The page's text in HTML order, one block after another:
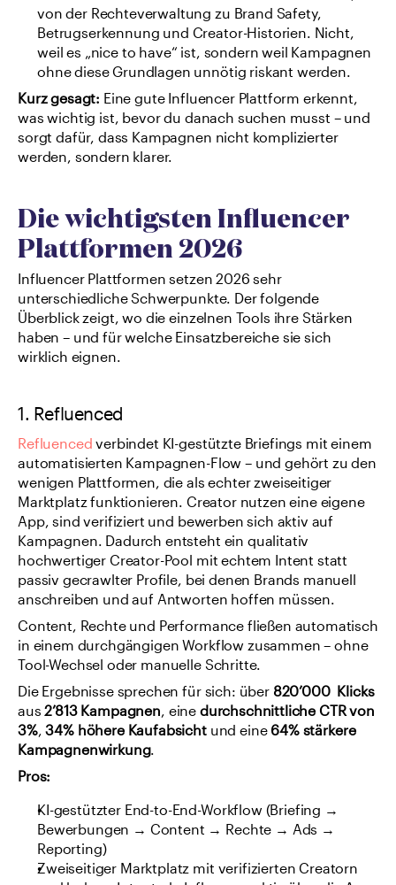
von der Rechteverwaltung zu Brand Safety,
Betrugserkennung und Creator-Historien. Nicht,
weil es „nice to have“ ist, sondern weil Kampagnen
ohne diese Grundlagen unnötig riskant werden.
Kurz gesagt: Eine gute Influencer Plattform erkennt,
was wichtig ist, bevor du danach suchen musst – und
sorgt dafür, dass Kampagnen nicht komplizierter
werden, sondern klarer.
Die wichtigsten Influencer
Plattformen 2026
Influencer Plattformen setzen 2026 sehr
unterschiedliche Schwerpunkte. Der folgende
Überblick zeigt, wo die einzelnen Tools ihre Stärken
haben – und für welche Einsatzbereiche sie sich
wirklich eignen.
1. Refluenced
Refluenced verbindet KI-gestützte Briefings mit einem
automatisierten Kampagnen-Flow – und gehört zu den
wenigen Plattformen, die als echter zweiseitiger
Marktplatz funktionieren. Creator nutzen eine eigene
App, sind verifiziert und bewerben sich aktiv auf
Kampagnen. Dadurch entsteht ein qualitativ
hochwertiger Creator-Pool mit echtem Intent statt
passiv gecrawlter Profile, bei denen Brands manuell
anschreiben und auf Antworten hoffen müssen.
Content, Rechte und Performance fließen automatisch
in einem durchgängigen Workflow zusammen – ohne
Tool-Wechsel oder manuelle Schritte.
Die Ergebnisse sprechen für sich: über 820’000  Klicks
aus 2’813 Kampagnen, eine durchschnittliche CTR von
3%, 34% höhere Kaufabsicht und eine 64% stärkere
Kampagnenwirkung.
Pros:
KI-gestützter End-to-End-Workflow (Briefing →
Bewerbungen → Content → Rechte → Ads →
Reporting)
Zweiseitiger Marktplatz mit verifizierten Creatorn